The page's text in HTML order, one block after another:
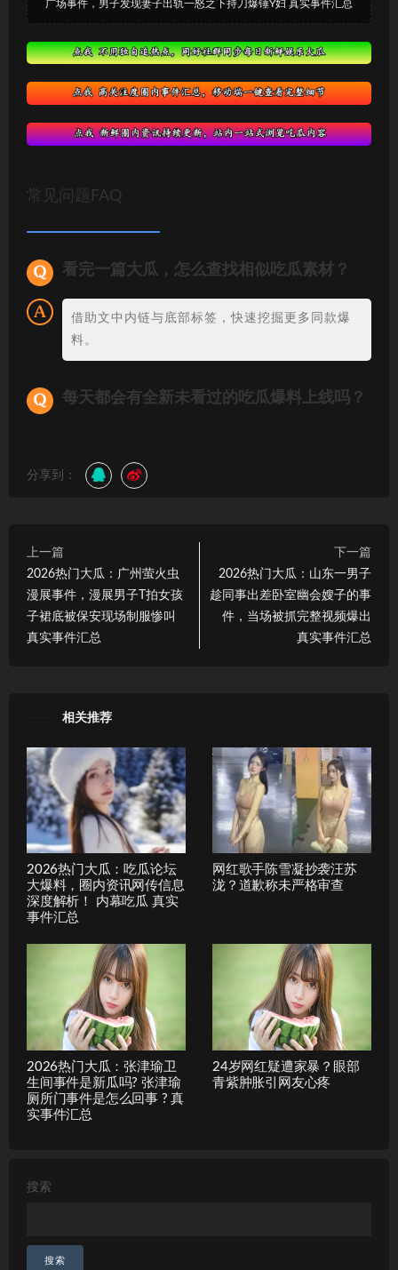
广场事件，男子发现妻子出轨一怒之下持刀爆锤Y妇 真实事件汇总
常见问题FAQ
看完一篇大瓜，怎么查找相似吃瓜素材？
借助文中内链与底部标签，快速挖掘更多同款爆
料。
每天都会有全新未看过的吃瓜爆料上线吗？
分享到：
上一篇
2026热门大瓜：广州萤火虫
漫展事件，漫展男子T拍女孩
子裙底被保安现场制服惨叫
真实事件汇总
下一篇
2026热门大瓜：山东一男子
趁同事出差卧室幽会嫂子的事
件，当场被抓完整视频爆出
真实事件汇总
相关推荐
2026热门大瓜：吃瓜论坛
大爆料，圈内资讯网传信息
深度解析！ 内幕吃瓜 真实
事件汇总
网红歌手陈雪凝抄袭汪苏
泷？道歉称未严格审查
2026热门大瓜：张津瑜卫
生间事件是新瓜吗? 张津瑜
厕所门事件是怎么回事 ? 真
实事件汇总
24岁网红疑遭家暴？眼部
青紫肿胀引网友心疼
搜索
搜索